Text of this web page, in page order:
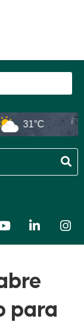
31°C
para